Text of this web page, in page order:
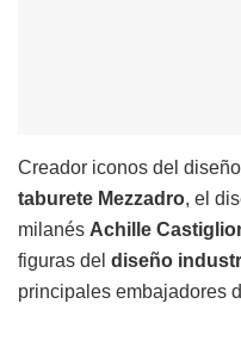
Creador iconos del
taburete Mezzadro, el
milanés Achille
figuras del diseño
principales embajadores